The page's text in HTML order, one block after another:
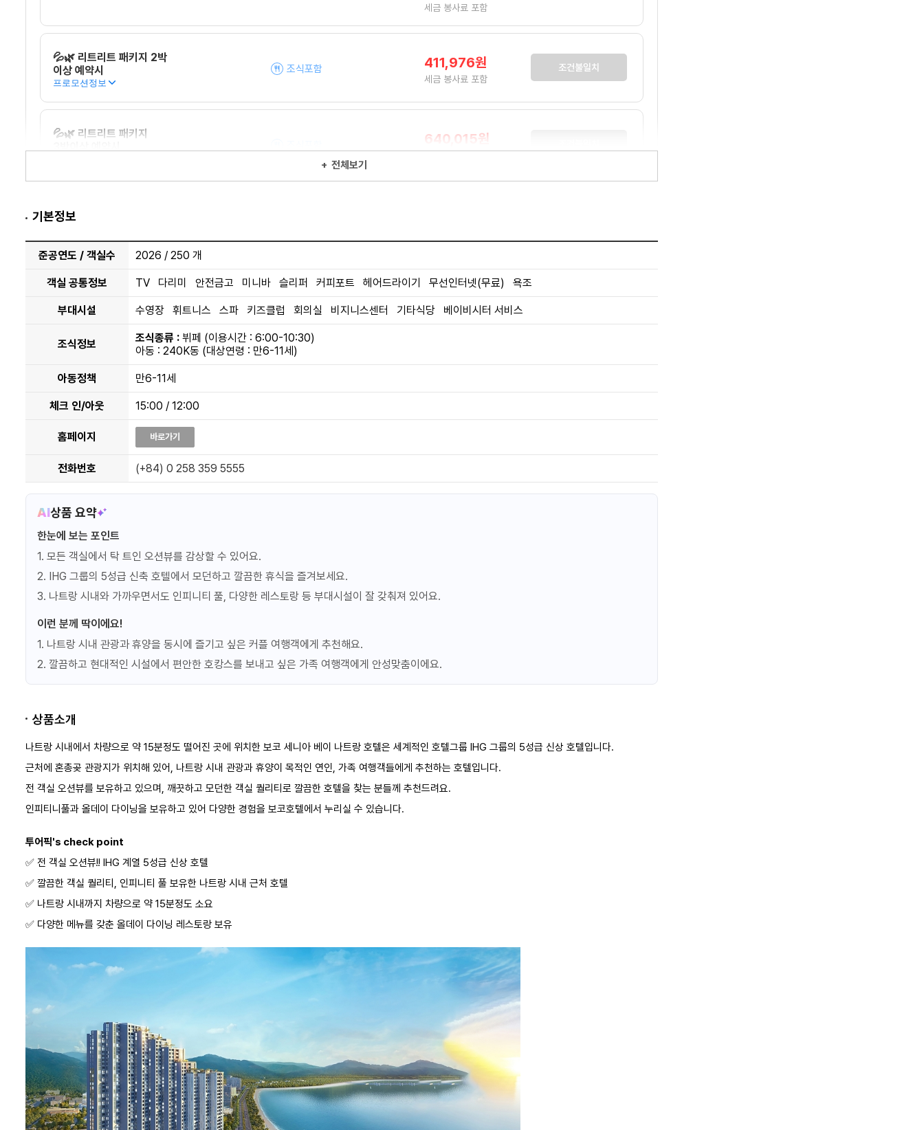
세금 봉사료 포함
💦🌿 리트리트 패키지 2박
이상 예약시
프로모션정보
조식포함 411,976원
세금 봉사료 포함
조건불일치
💦🌿 리트리트 패키지
640,015원
객실정보
2인 41㎡
프리미엄 오션뷰
Premium Ocean View
더블 | 트윈 | 트리플
오션뷰 금연 더보기
프로모션정보
309,409원
프로모션정보
조식포함 지금예약하기
얼리버드 60일
이상 예약시
프로모션정보
💦🌿 리트리트 패키지
프로모션정보
객실정보
2인 47㎡
더블 | 트리플
🎯 택티컬오퍼
세금 봉사료 포함
📜 일반 416,216원
세금 봉사료 포함
얼리버드 60일
프로모션정보
조식포함
오늘 10% 할인
416,216원
383,714원
+ 전체보기
기본정보
준공연도 / 객실수 2026 / 250 개
객실 공통정보 TV 다리미 안전금고 미니바 슬리퍼 커피포트 헤어드라이기 무선인터넷(무료) 욕조
부대시설 수영장 휘트니스 스파 키즈클럽 회의실 비지니스센터 기타식당 베이비시터 서비스
조식정보 조식종류 : 뷔페 (이용시간 : 6:00-10:30)
아동 : 240K동 (대상연령 : 만6-11세)
아동정책 만6-11세
체크 인/아웃 15:00 / 12:00
홈페이지 바로가기
전화번호 (+84) 0 258 359 5555
AI상품 요약
한눈에 보는 포인트
1. 모든 객실에서 탁 트인 오션뷰를 감상할 수 있어요.
2. IHG 그룹의 5성급 신축 호텔에서 모던하고 깔끔한 휴식을 즐겨보세요.
3. 나트랑 시내와 가까우면서도 인피니티 풀, 다양한 레스토랑 등 부대시설이 잘 갖춰져 있어요.
이런 분께 딱이에요!
1. 나트랑 시내 관광과 휴양을 동시에 즐기고 싶은 커플 여행객에게 추천해요.
2. 깔끔하고 현대적인 시설에서 편안한 호캉스를 보내고 싶은 가족 여행객에게 안성맞춤이에요.
상품소개
나트랑 시내에서 차량으로 약 15분정도 떨어진 곳에 위치한 보코 세니아 베이 나트랑 호텔은 세계적인 호텔그룹 IHG 그룹의 5성급 신상 호텔입니다.
근처에 혼총곶 관광지가 위치해 있어, 나트랑 시내 관광과 휴양이 목적인 연인, 가족 여행객들에게 추천하는 호텔입니다.
전 객실 오션뷰를 보유하고 있으며, 깨끗하고 모던한 객실 퀄리티로 깔끔한 호텔을 찾는 분들께 추천드려요.
인피티니풀과 올데이 다이닝을 보유하고 있어 다양한 경험을 보코호텔에서 누리실 수 있습니다.
투어픽's check point
✅️ 전 객실 오션뷰!! IHG 계열 5성급 신상 호텔
✅️ 깔끔한 객실 퀄리티, 인피니티 풀 보유한 나트랑 시내 근처 호텔
✅️ 나트랑 시내까지 차량으로 약 15분정도 소요
✅️​ 다양한 메뉴를 갖춘 올데이 다이닝 레스토랑 보유